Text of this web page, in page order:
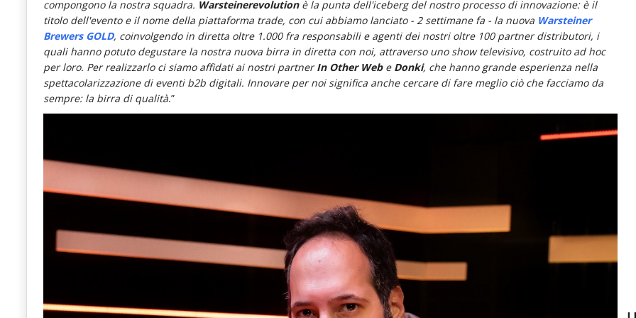
le
novità
del
comparto
Horeca.
compongono la nostra squadra. Warsteinerevolution è la punta dell'iceberg del nostro processo di innovazione: è il
titolo dell'evento e il nome della piattaforma trade, con cui abbiamo lanciato - 2 settimane fa - la nuova Warsteiner
Brewers GOLD, coinvolgendo in diretta oltre 1.000 fra responsabili e agenti dei nostri oltre 100 partner distributori, i
quali hanno potuto degustare la nostra nuova birra in diretta con noi, attraverso uno show televisivo, costruito ad hoc
per loro. Per realizzarlo ci siamo affidati ai nostri partnerIn Other Web e Donki, che hanno grande esperienza nella
spettacolarizzazione di eventi b2b digitali. Innovare per noi significa anche cercare di fare meglio ciò che facciamo da
sempre: la birra di qualità.”